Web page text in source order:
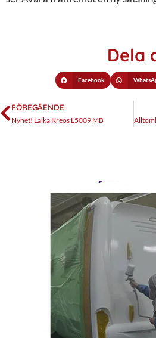
Dela
Facebook
FÖREGÅENDE
Nyhet! Laika Kreos L5009 MB